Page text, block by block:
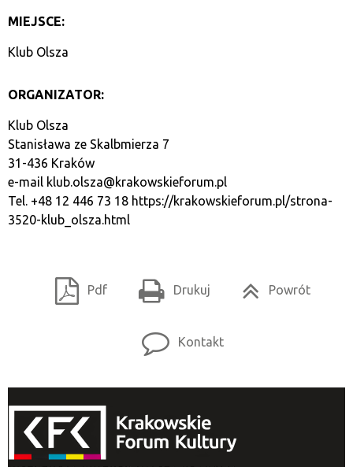
MIEJSCE:
Klub Olsza
ORGANIZATOR:
Klub Olsza
Stanisława ze Skalbmierza 7
31-436 Kraków
e-mail klub.olsza@krakowskieforum.pl
Tel. +48 12 446 73 18 https://krakowskieforum.pl/strona-
3520-klub_olsza.html
Pdf Drukuj Powrót
Kontakt